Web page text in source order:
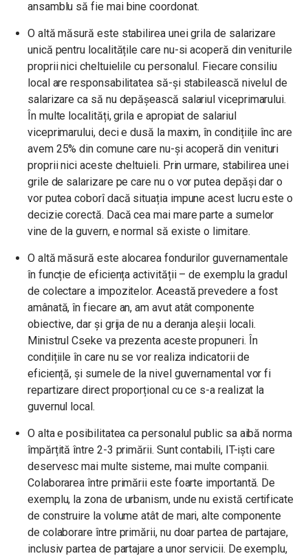
ansamblu să fie mai bine coordonat.
O altă măsură este stabilirea unei grila de salarizare
unică pentru localitățile care nu-si acoperă din veniturile
proprii nici cheltuielile cu personalul. Fiecare consiliu
local are responsabilitatea să-și stabilească nivelul de
salarizare ca să nu depășească salariul viceprimarului.
În multe localități, grila e apropiat de salariul
viceprimarului, deci e dusă la maxim, în condițiile înc are
avem 25% din comune care nu-și acoperă din venituri
proprii nici aceste cheltuieli. Prin urmare, stabilirea unei
grile de salarizare pe care nu o vor putea depăși dar o
vor putea coborî dacă situația impune acest lucru este o
decizie corectă. Dacă cea mai mare parte a sumelor
vine de la guvern, e normal să existe o limitare.
O altă măsură este alocarea fondurilor guvernamentale
în funcție de eficiența activității – de exemplu la gradul
de colectare a impozitelor. Această prevedere a fost
amânată, în fiecare an, am avut atât componente
obiective, dar și grija de nu a deranja aleșii locali.
Ministrul Cseke va prezenta aceste propuneri. În
condițiile în care nu se vor realiza indicatorii de
eficiență, și sumele de la nivel guvernamental vor fi
repartizare direct proporțional cu ce s-a realizat la
guvernul local.
O alta e posibilitatea ca personalul public sa aibă norma
împărțită între 2-3 primării. Sunt contabili, IT-iști care
deservesc mai multe sisteme, mai multe companii.
Colaborarea între primării este foarte importantă. De
exemplu, la zona de urbanism, unde nu există certificate
de construire la volume atât de mari, alte componente
de colaborare între primării, nu doar partea de partajare,
inclusiv partea de partajare a unor servicii. De exemplu,